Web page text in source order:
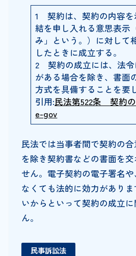
1 契約は、契約の内容を
結を申し入れる意思表示
み」という。）に対して
したときに成立する。
2 契約の成立には、法令
がある場合を除き、書面
方式を具備することを要
引用:民法第522条 契約の
e-gov
民法では当事者間で契約の
を除き契約書などの書面を
せん。電子契約の電子署名
なくても法的に効力があり
いからといって契約の成立
ん。
民事訴訟法